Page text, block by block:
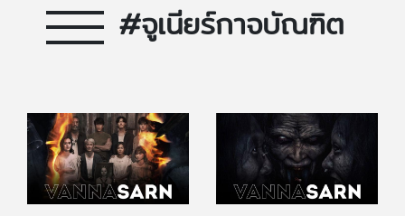
#จูเนียร์กาจบัณฑิต